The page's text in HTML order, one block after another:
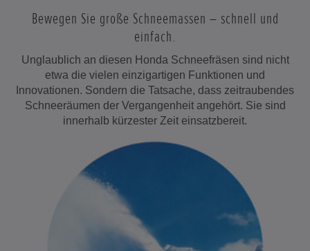
Bewegen Sie große Schneemassen – schnell und
einfach.
Unglaublich an diesen Honda Schneefräsen sind nicht
etwa die vielen einzigartigen Funktionen und
Innovationen. Sondern die Tatsache, dass zeitraubendes
Schneeräumen der Vergangenheit angehört. Sie sind
innerhalb kürzester Zeit einsatzbereit.